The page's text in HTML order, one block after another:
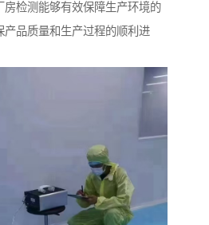
房检测能够有效保障生产环境的
产品质量和生产过程的顺利进